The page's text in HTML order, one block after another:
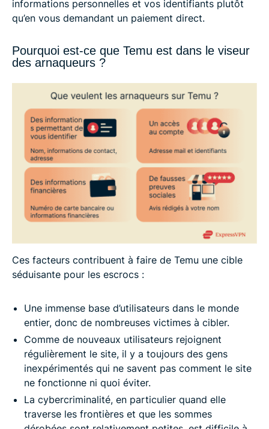
informations personnelles et vos identifiants plutôt
qu’en vous demandant un paiement direct.
Pourquoi est-ce que Temu est dans le viseur
des arnaqueurs ?
Ces facteurs contribuent à faire de Temu une cible
séduisante pour les escrocs :
Une immense base d’utilisateurs dans le monde
entier, donc de nombreuses victimes à cibler.
Comme de nouveaux utilisateurs rejoignent
régulièrement le site, il y a toujours des gens
inexpérimentés qui ne savent pas comment le site
ne fonctionne ni quoi éviter.
La cybercriminalité, en particulier quand elle
traverse les frontières et que les sommes